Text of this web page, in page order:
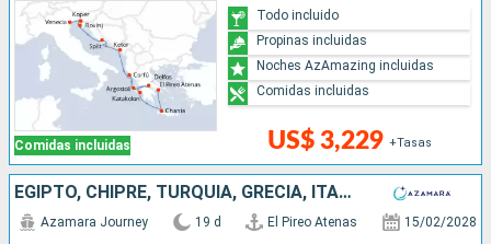
Comidas incluidas US$ 3,229 +Tasas
Todo incluido
Propinas incluidas
Noches AzAmazing incluidas
Comidas incluidas
EGIPTO, CHIPRE, TURQUÍA, GRECIA, ITALIA
Azamara Journey 19 d El Pireo Atenas 15/02/2028